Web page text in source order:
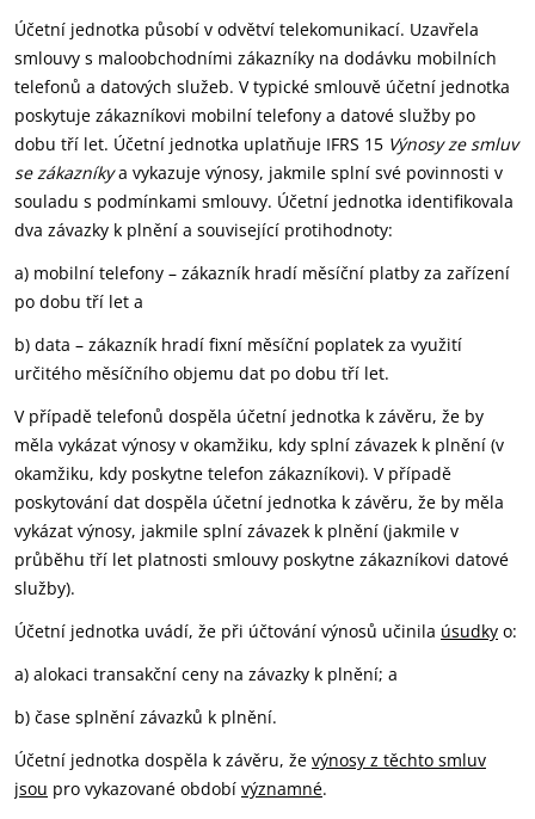
Účetní jednotka působí v odvětví telekomunikací. Uzavřela
smlouvy s maloobchodními zákazníky na dodávku mobilních
telefonů a datových služeb. V typické smlouvě účetní jednotka
poskytuje zákazníkovi mobilní telefony a datové služby po
dobu tří let. Účetní jednotka uplatňuje IFRS 15 Výnosy ze smluv
se zákazníkya vykazuje výnosy, jakmile splní své povinnosti v
souladu s podmínkami smlouvy. Účetní jednotka identifikovala
dva závazky k plnění a související protihodnoty:
a) mobilní telefony – zákazník hradí měsíční platby za zařízení
po dobu tří let a
b) data – zákazník hradí fixní měsíční poplatek za využití
určitého měsíčního objemu dat po dobu tří let.
V případě telefonů dospěla účetní jednotka k závěru, že by
měla vykázat výnosy v okamžiku, kdy splní závazek k plnění (v
okamžiku, kdy poskytne telefon zákazníkovi). V případě
poskytování dat dospěla účetní jednotka k závěru, že by měla
vykázat výnosy, jakmile splní závazek k plnění (jakmile v
průběhu tří let platnosti smlouvy poskytne zákazníkovi datové
služby).
Účetní jednotka uvádí, že při účtování výnosů učinila úsudky o:
a) alokaci transakční ceny na závazky k plnění; a
b) čase splnění závazků k plnění.
Účetní jednotka dospěla k závěru, že výnosy z těchto smluv
jsou pro vykazované období významné.